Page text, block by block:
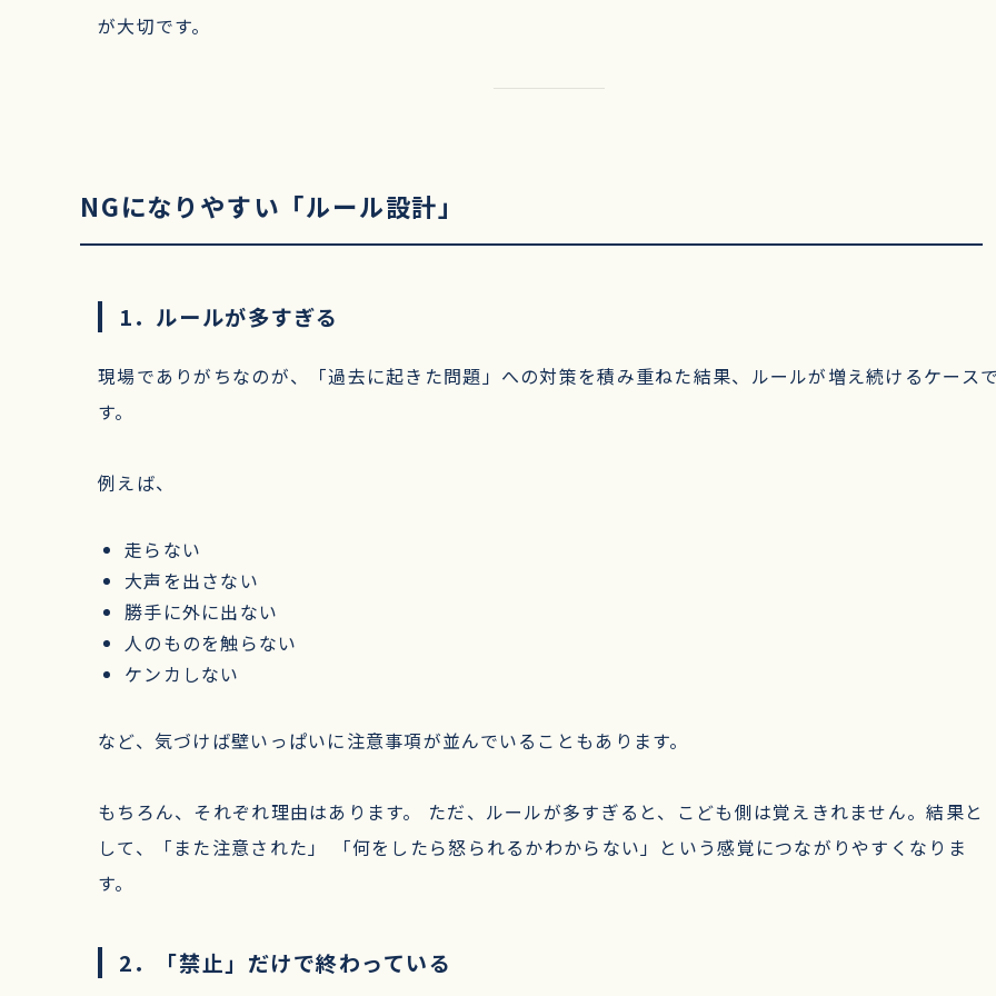
が大切です。
NGになりやすい「ルール設計」
1．ルールが多すぎる
現場でありがちなのが、「過去に起きた問題」への対策を積み重ねた結果、ルールが増え続けるケース
す。
例えば、
走らない
大声を出さない
勝手に外に出ない
人のものを触らない
ケンカしない
など、気づけば壁いっぱいに注意事項が並んでいることもあります。
もちろん、それぞれ理由はあります。 ただ、ルールが多すぎると、こども側は覚えきれません。結果と
して、「また注意された」 「何をしたら怒られるかわからない」という感覚につながりやすくなりま
す。
2．「禁止」だけで終わっている